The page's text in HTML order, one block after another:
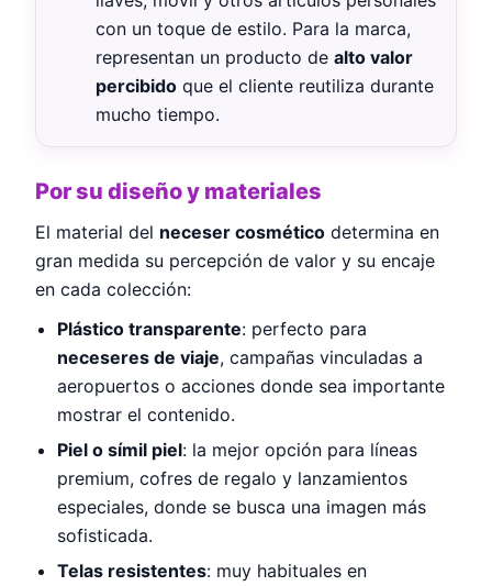
con un toque de estilo. Para la marca,
representan un producto de alto valor
percibido que el cliente reutiliza durante
mucho tiempo.
Por su diseño y materiales
El material del neceser cosmético determina en
gran medida su percepción de valor y su encaje
en cada colección:
Plástico transparente: perfecto para
neceseres de viaje, campañas vinculadas a
aeropuertos o acciones donde sea importante
mostrar el contenido.
Piel o símil piel: la mejor opción para líneas
premium, cofres de regalo y lanzamientos
especiales, donde se busca una imagen más
sofisticada.
Telas resistentes: muy habituales en